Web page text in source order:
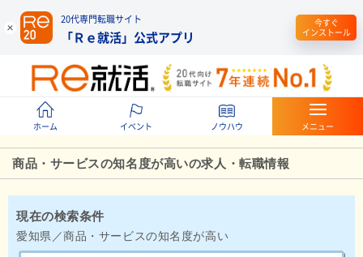
20代専門転職サイト
「Ｒｅ就活」公式アプリ
今すぐ
インストール
ホーム イベント ノウハウ メニュー
商品・サービスの知名度が高いの求人・転職情報
現在の検索条件
愛知県／商品・サービスの知名度が高い